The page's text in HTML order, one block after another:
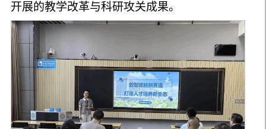
开展的教学改革与科研攻关成果。